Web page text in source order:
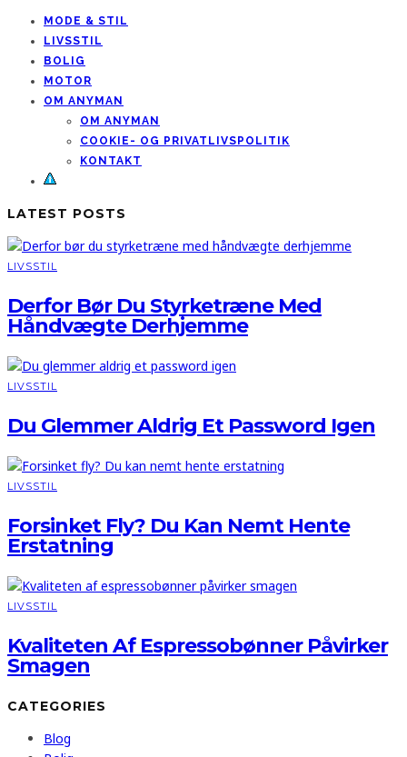
MODE & STIL
LIVSSTIL
BOLIG
MOTOR
OM ANYMAN
OM ANYMAN
COOKIE- OG PRIVATLIVSPOLITIK
KONTAKT
LATEST POSTS
LIVSSTIL
Derfor Bør Du Styrketræne Med
Håndvægte Derhjemme
LIVSSTIL
Du Glemmer Aldrig Et Password Igen
LIVSSTIL
Forsinket Fly? Du Kan Nemt Hente
Erstatning
LIVSSTIL
Kvaliteten Af Espressobønner Påvirker
Smagen
CATEGORIES
Blog